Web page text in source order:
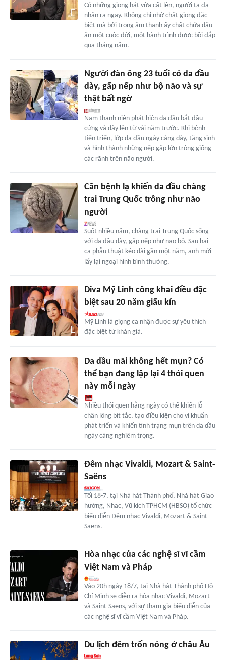
Có những giọng hát vừa cất lên, người ta đã
nhận ra ngay. Không chỉ nhờ chất giọng đặc
biệt mà bởi trong âm thanh ấy chất chứa dấu
ấn một cuộc đời, một hành trình được bồi đắp
qua tháng năm.
Người đàn ông 23 tuổi có da đầu
dày, gấp nếp như bộ não và sự
thật bất ngờ
Nam thanh niên phát hiện da đầu bắt đầu
cứng và dày lên từ vài năm trước. Khi bệnh
tiến triển, lớp da đầu ngày càng dày, tăng sinh
và hình thành những nếp gấp lớn trông giống
các rãnh trên não người.
Căn bệnh lạ khiến da đầu chàng
trai Trung Quốc trông như não
người
Suốt nhiều năm, chàng trai Trung Quốc sống
với da đầu dày, gấp nếp như não bộ. Sau hai
ca phẫu thuật kéo dài gần một năm, anh mới
lấy lại ngoại hình bình thường.
Diva Mỹ Linh công khai điều đặc
biệt sau 20 năm giấu kín
Mỹ Linh là giọng ca nhận được sự yêu thích
đặc biệt từ khán giả.
Da dầu mãi không hết mụn? Có
thể bạn đang lặp lại 4 thói quen
này mỗi ngày
Nhiều thói quen hằng ngày có thể khiến lỗ
chân lông bít tắc, tạo điều kiện cho vi khuẩn
phát triển và khiến tình trạng mụn trên da dầu
ngày càng nghiêm trọng.
Đêm nhạc Vivaldi, Mozart & Saint-
Saëns
Tối 18-7, tại Nhà hát Thành phố, Nhà hát Giao
hưởng, Nhạc, Vũ kịch TPHCM (HBSO) tổ chức
biểu diễn Đêm nhạc Vivaldi, Mozart & Saint-
Saëns.
Hòa nhạc của các nghệ sĩ vĩ cầm
Việt Nam và Pháp
Vào 20h ngày 18/7, tại Nhà hát Thành phố Hồ
Chí Minh sẽ diễn ra hòa nhạc Vivaldi, Mozart
và Saint-Saëns, với sự tham gia biểu diễn của
các nghệ sĩ vĩ cầm Việt Nam và Pháp.
Du lịch đêm trốn nóng ở châu Âu